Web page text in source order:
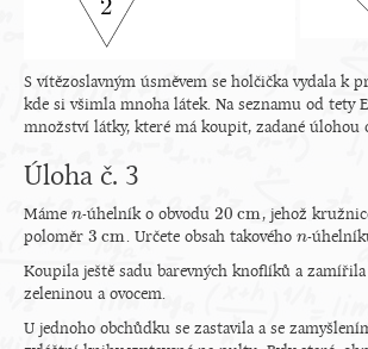
S vítězoslavným úsměvem se holčička vydala k
kde si všimla mnoha látek. Na seznamu od tety
množství látky, které má koupit, zadané úlohou
Úloha č. 3
Máme n
n-úhelník o obvodu20 cm
20cm , jehož
poloměr 3 cm
3 cm . Určete obsah takového n
n-
Koupila ještě sadu barevných knoflíků a
zeleninou a ovocem.
U jednoho obchůdku se zastavila a se